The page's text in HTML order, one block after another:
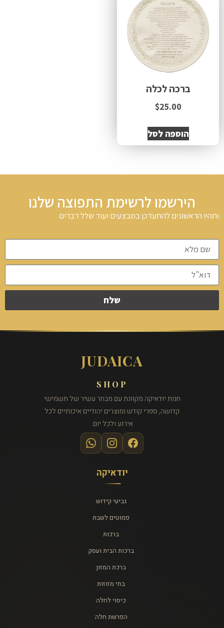
ברכה לכלה
$25.00
הוספה לסל
הירשמו לרשימת התפוצה שלנו
ותהיו הראשונים להתעדכן במבצעים ועוד שלל דברים
שלח
JUDAICA
SHOP
חנות יודאיקה מקוונת עם מבחר עשיר של תשמישי
קדושה, ספרי קודש ומוצרים יהודיים איכותיים לכל
אירוע ולכל יום.
יודאיקה
גביעי קידוש
פמוטים לשבת
ברכות
ברכות הבית ועסק
ברכת המזון
בתי מזוזות
כיסוי לחלה
הפרשת חלה